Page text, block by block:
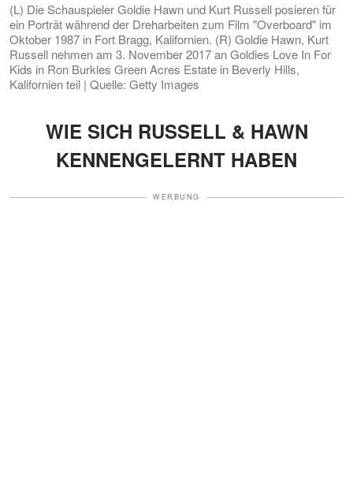
(L) Die Schauspieler Goldie Hawn und Kurt Russell posieren für
ein Porträt während der Dreharbeiten zum Film "Overboard" im
Oktober 1987 in Fort Bragg, Kalifornien. (R) Goldie Hawn, Kurt
Russell nehmen am 3. November 2017 an Goldies Love In For
Kids in Ron Burkles Green Acres Estate in Beverly Hills,
Kalifornien teil | Quelle: Getty Images
WIE SICH RUSSELL & HAWN
KENNENGELERNT HABEN
WERBUNG